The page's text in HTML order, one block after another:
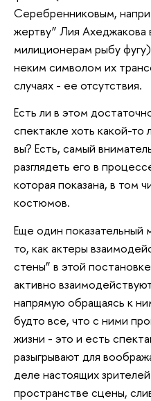
Серебренниковым,
жертву” Лия Ахеджакова
милиционерам рыбу
неким символом их
случаях - ее отсутствия.
Есть ли в этом
спектакле хоть какой-
вы? Есть, самый
разглядеть его в
которая показана, в том
костюмов.
Еще один показательный
то, как актеры
стены” в этой
активно
напрямую обращаясь к
будто все, что с ними
жизни - это и есть
разыгрывают для
деле настоящих
пространстве сцены,